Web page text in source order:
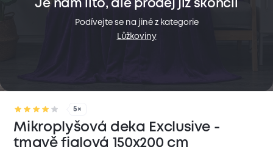
5×
Mikroplyšová deka Exclusive -
tmavě fialová 150x200 cm
Je nám líto, ale prodej již skončil
Podívejte se na jiné z kategorie
Lůžkoviny